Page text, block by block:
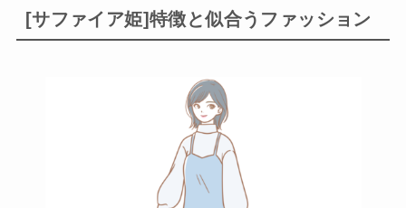
[サファイア姫]特徴と似合うファッション